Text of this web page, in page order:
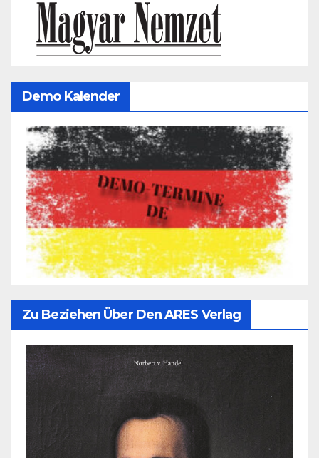
Demo Kalender
Zu Beziehen Über Den ARES Verlag